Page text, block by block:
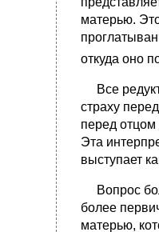
матерью.
откуда оно
Все
страху
перед
Эта
выступает
Вопрос
более
матерью,